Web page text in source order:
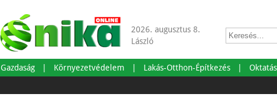
2026. augusztus 8.
László
Gazdaság Környezetvédelem Lakás-Otthon-Építkezés